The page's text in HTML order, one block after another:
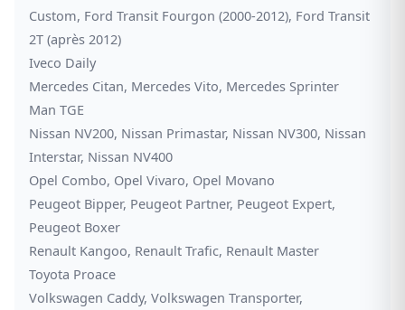
Custom, Ford Transit Fourgon (2000-2012), Ford Transit
2T (après 2012)
Iveco Daily
Mercedes Citan, Mercedes Vito, Mercedes Sprinter
Man TGE
Nissan NV200, Nissan Primastar, Nissan NV300, Nissan
Interstar, Nissan NV400
Opel Combo, Opel Vivaro, Opel Movano
Peugeot Bipper, Peugeot Partner, Peugeot Expert,
Peugeot Boxer
Renault Kangoo, Renault Trafic, Renault Master
Toyota Proace
Volkswagen Caddy, Volkswagen Transporter,